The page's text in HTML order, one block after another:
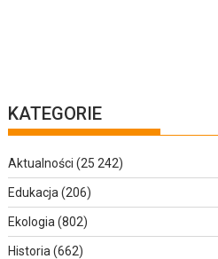
KATEGORIE
Aktualności (25 242)
Edukacja (206)
Ekologia (802)
Historia (662)